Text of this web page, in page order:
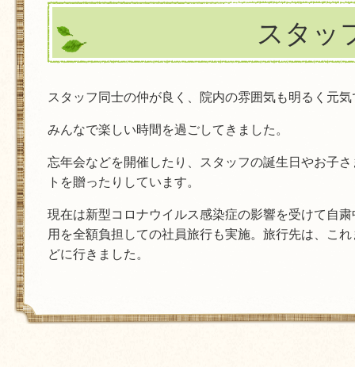
スタッ
スタッフ同士の仲が良く、院内の雰囲気も明るく元
みんなで楽しい時間を過ごしてきました。
忘年会などを開催したり、スタッフの誕生日やお子
トを贈ったりしています。
現在は新型コロナウイルス感染症の影響を受けて自
用を全額負担しての社員旅行も実施。旅行先は、こ
どに行きました。